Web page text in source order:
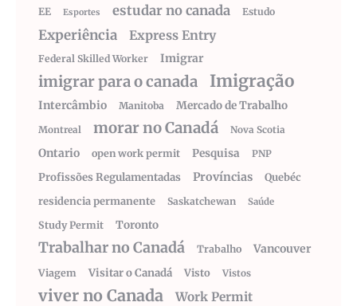
EE Esportes estudar no canada Estudo
Experiência Express Entry
Federal Skilled Worker Imigrar
imigrar para o canada Imigração
Intercâmbio Manitoba Mercado de Trabalho
Montreal morar no Canadá Nova Scotia
Ontario open work permit Pesquisa PNP
Profissões Regulamentadas Províncias
Quebéc
residencia permanente
Saskatchewan Saúde
Study Permit Toronto
Trabalhar no Canadá Trabalho Vancouver
Viagem Visitar o Canadá Visto Vistos
viver no Canada Work Permit